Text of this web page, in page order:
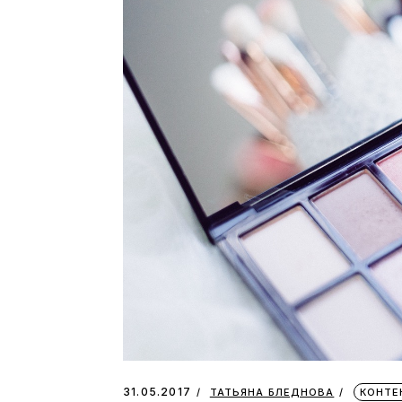
31.05.2017 ТАТЬЯНА БЛЕДНОВА